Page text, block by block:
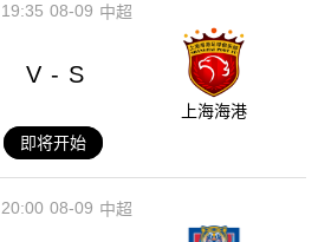
08-09
19:35 中超
V - S
上海海港
即将开始
08-09
20:00 中超